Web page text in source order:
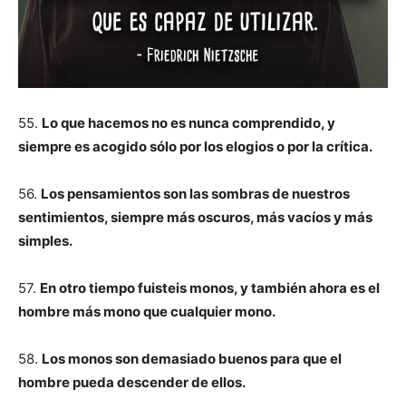
55. Lo que hacemos no es nunca comprendido, y
siempre es acogido sólo por los elogios o por la crítica.
56. Los pensamientos son las sombras de nuestros
sentimientos, siempre más oscuros, más vacíos y más
simples.
57. En otro tiempo fuisteis monos, y también ahora es el
hombre más mono que cualquier mono.
58. Los monos son demasiado buenos para que el
hombre pueda descender de ellos.